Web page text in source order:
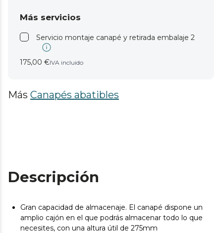
Más servicios
Servicio montaje canapé y retirada embalaje 2
175,00 €IVA incluido
Más Canapés abatibles
Descripción
Gran capacidad de almacenaje. El canapé dispone un
amplio cajón en el que podrás almacenar todo lo que
necesites, con una altura útil de 275mm